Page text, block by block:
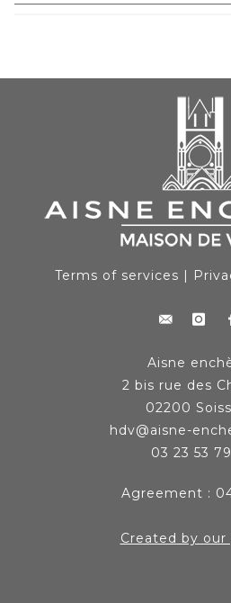
Terms of services |
Aisne
2 bis rue des
02200
hdv@aisne-
03 23 53
Agreement :
Created by our